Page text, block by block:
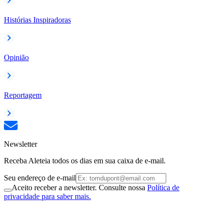
Histórias Inspiradoras
Opinião
Reportagem
Newsletter
Receba Aleteia todos os dias em sua caixa de e-mail.
Seu endereço de e-mail
Aceito receber a newsletter. Consulte nossa Política de
privacidade para saber mais.